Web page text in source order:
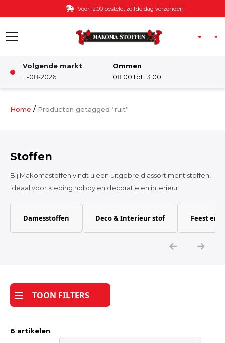
Voor 12:00 besteld, zelfde dag verzonden
Volgende markt
11-08-2026
Ommen
08:00 tot 13:00
Damesstoffen
Katoen
Tijdpakker stof
Home / Producten getagged “ruit”
Stoffen
Bij Makomastoffen vindt u een uitgebreid assortiment stoffen,
ideaal voor kleding hobby en decoratie en interieur
Damesstoffen Deco & Interieur stof Feest en
TOON FILTERS
6 artikelen